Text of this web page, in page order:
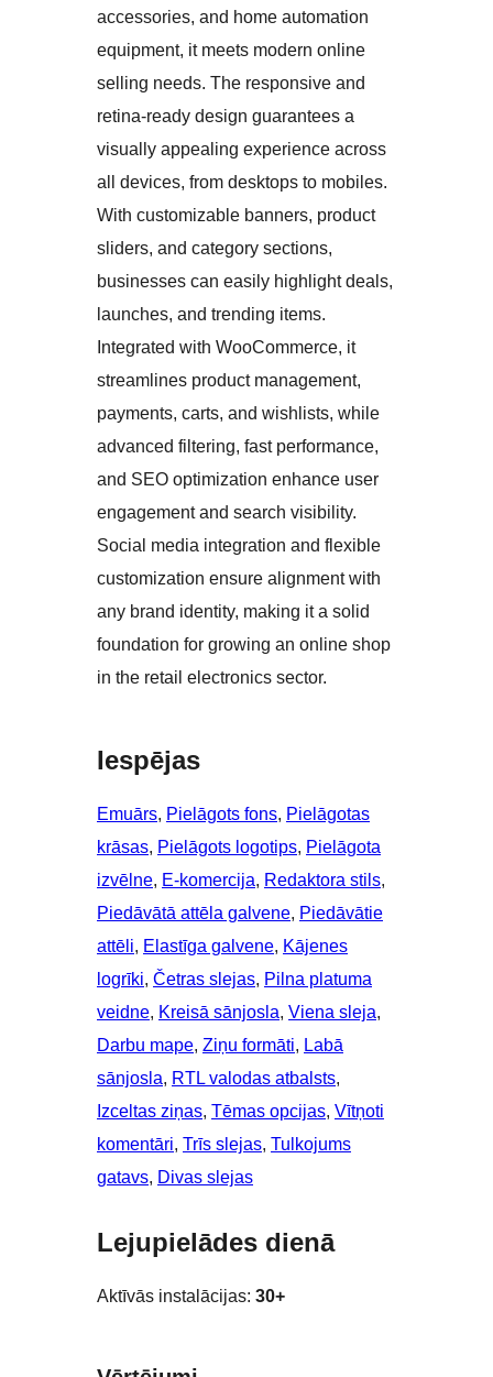
accessories, and home automation
equipment, it meets modern online
selling needs. The responsive and
retina-ready design guarantees a
visually appealing experience across
all devices, from desktops to mobiles.
With customizable banners, product
sliders, and category sections,
businesses can easily highlight deals,
launches, and trending items.
Integrated with WooCommerce, it
streamlines product management,
payments, carts, and wishlists, while
advanced filtering, fast performance,
and SEO optimization enhance user
engagement and search visibility.
Social media integration and flexible
customization ensure alignment with
any brand identity, making it a solid
foundation for growing an online shop
in the retail electronics sector.
Iespējas
Emuārs, Pielāgots fons, Pielāgotas
krāsas, Pielāgots logotips, Pielāgota
izvēlne, E-komercija, Redaktora stils
Piedāvātā attēla galvene, Piedāvātie
attēli, Elastīga galvene, Kājenes
logrīki, Četras slejas, Pilna platuma
veidne, Kreisā sānjosla, Viena sleja
Darbu mape, Ziņu formāti, Labā
sānjosla, RTL valodas atbalsts
Izceltas ziņas, Tēmas opcijas, Vītņoti
komentāri, Trīs slejas, Tulkojums
gatavs, Divas slejas
Lejupielādes dienā
Aktīvās instalācijas: 30+